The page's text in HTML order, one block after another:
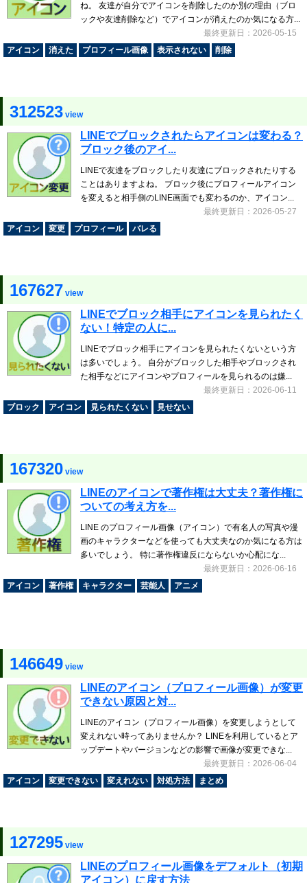
ね。 友達が自分でアイコンを削除したのか別の理由（ブロ
ックや友達削除など）でアイコンが消えたのか気になる方...
最終更新日：2026-05-15
アイコン
消えた プロフィール画像 表示されない 削除
312523 view
LINEでブロックされたらアイコンは変わる？
ブロック後のアイ...
LINEで友達をブロックしたり友達にブロックされたりする
ことはありますよね。 ブロック後にプロフィールアイコン
を変えると相手側のLINE画面でも変わるのか、アイコン...
最終更新日：2026-05-27
アイコン
変更 プロフィール バレる
167627 view
LINEでブロック相手にアイコンを見られたく
ない！特定の人に...
LINEでブロック相手にアイコンを見られたくないという方
は多いでしょう。 自分がブロックした相手やブロックされ
た相手などにアイコンやプロフィールを見られるのは嫌...
最終更新日：2026-06-11
ブロック
アイコン 見られたくない 見せない
167320 view
LINEのアイコンで著作権は大丈夫？著作権に
ついての考え方を...
LINE のプロフィール画像（アイコン）で有名人の写真や漫
画のキャラクターなどを使っても大丈夫なのか気になる方は
多いでしょう。 特に著作権違反にならないか心配にな...
最終更新日：2026-06-16
アイコン
著作権 キャラクター 芸能人 アニメ
146649 view
LINEのアイコン（プロフィール画像）が変更
できない原因と対...
LINEのアイコン（プロフィール画像）を変更しようとして
変えれない時ってありませんか？ LINEを利用しているとア
ップデートやバージョンなどの影響で画像が変更できな...
最終更新日：2026-06-04
アイコン
変更できない 変えれない 対処方法 まとめ
127295 view
LINEのプロフィール画像をデフォルト（初期
アイコン）に戻す方法